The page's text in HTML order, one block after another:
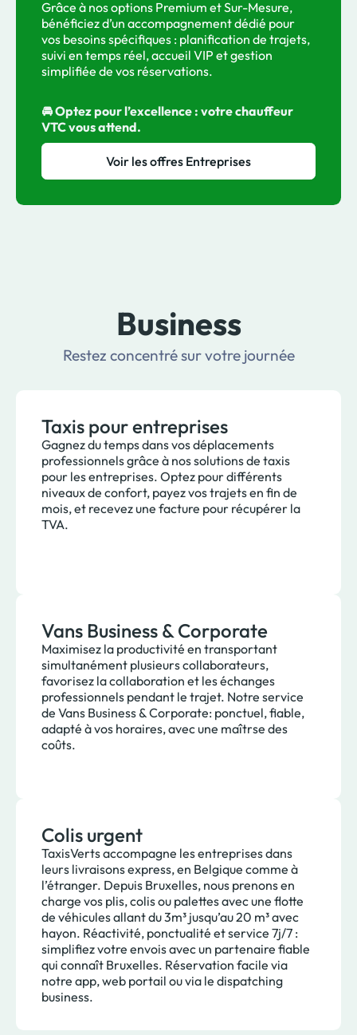
Grâce à nos options Premium et Sur-Mesure,
bénéficiez d’un accompagnement dédié pour
vos besoins spécifiques : planification de trajets,
suivi en temps réel, accueil VIP et gestion
simplifiée de vos réservations.
🚘 Optez pour l’excellence : votre chauffeur
VTC vous attend.
Voir les offres Entreprises
Business
Restez concentré sur votre journée
Taxis pour entreprises
Gagnez du temps dans vos déplacements
professionnels grâce à nos solutions de taxis
pour les entreprises. Optez pour différents
niveaux de confort, payez vos trajets en fin de
mois, et recevez une facture pour récupérer la
TVA.
Vans Business & Corporate
Maximisez la productivité en transportant
simultanément plusieurs collaborateurs,
favorisez la collaboration et les échanges
professionnels pendant le trajet. Notre service
de Vans Business & Corporate: ponctuel, fiable,
adapté à vos horaires, avec une maîtrse des
coûts.
Colis urgent
TaxisVerts accompagne les entreprises dans
leurs livraisons express, en Belgique comme à
l’étranger. Depuis Bruxelles, nous prenons en
charge vos plis, colis ou palettes avec une flotte
de véhicules allant du 3m³ jusqu’au 20 m³ avec
hayon. Réactivité, ponctualité et service 7j/7 :
simplifiez votre envois avec un partenaire fiable
qui connaît Bruxelles. Réservation facile via
notre app, web portail ou via le dispatching
business.